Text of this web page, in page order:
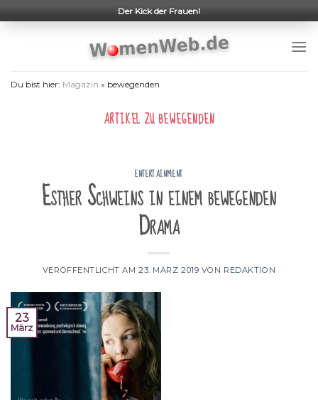
to
Der Kick der Frauen!
Du bist hier: Magazin » bewegenden
ARTIKEL ZUBEWEGENDEN
ENTERTAINMENT
Esther Schweins in einem bewegenden
Drama
VERÖFFENTLICHT AM 23. MÄRZ 2019 VON REDAKTION
23
März